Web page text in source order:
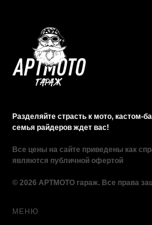
Разделяйте страсть к мото,
семья райдеров ждет вас!
Все цены на сайте приведены как
являются публичной офертой
© 2026 АРТМОТО гараж. Все права
МЕНЮ